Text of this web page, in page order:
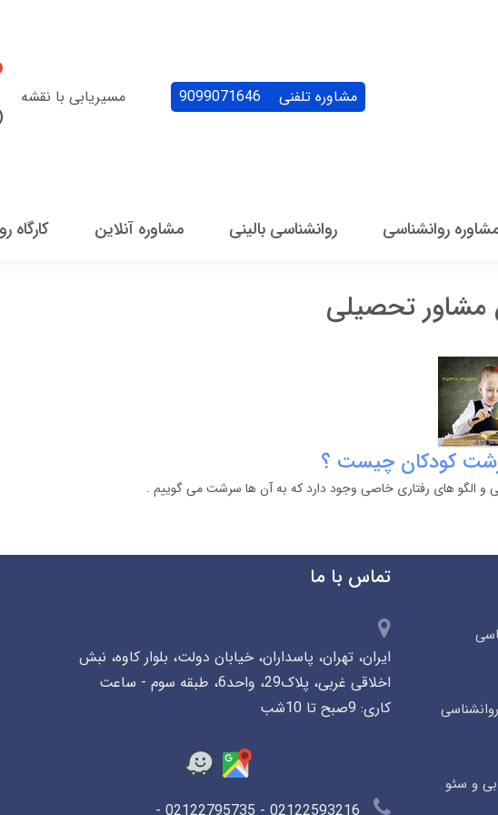
مشاوره تلفنی 9099071646 مسیریابی با نقشه
روانشناسی روانشناسی بالینی مشاوره آنلاین کارگاه
مشاور تحصیلی
کودکان چیست ؟
و الگو های رفتاری خاصی وجود دارد که به آن ها سرشت می گوییم .
و سئو
تماس با ما
ایران، تهران، پاسداران، خیابان دولت، بلوار کاوه، نبش
اخلاقی غربی، پلاک29، واحد6، طبقه سوم - ساعت
کاری: 9صبح تا 10شب